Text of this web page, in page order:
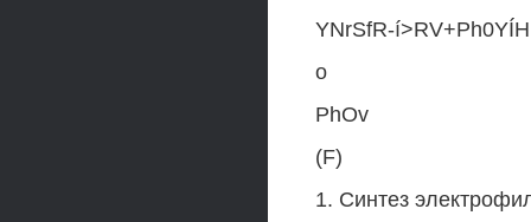
YNrSfR-í>RV+Ph0YÍH
o
PhOv
(F)
1. Синтез